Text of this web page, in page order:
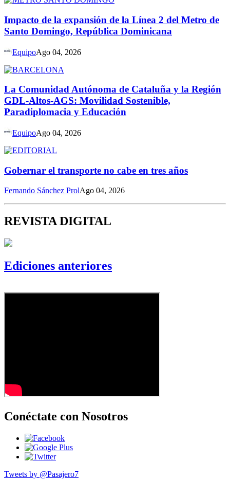
Impacto de la expansión de la Línea 2 del Metro de
Santo Domingo, República Dominicana
EquipoAgo 04, 2026
La Comunidad Autónoma de Cataluña y la Región
GDL-Altos-AGS: Movilidad Sostenible,
Paradiplomacia y Educación
EquipoAgo 04, 2026
Gobernar el transporte no cabe en tres años
Fernando Sánchez ProlAgo 04, 2026
REVISTA DIGITAL
Ediciones anteriores
Conéctate con Nosotros
Tweets by @Pasajero7